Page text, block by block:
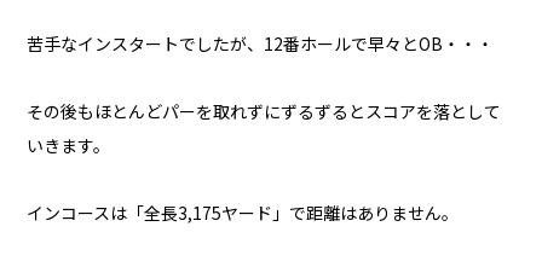
苦手なインスタートでしたが、12番ホールで早々とOB・・・
その後もほとんどパーを取れずにずるずるとスコアを落として
いきます。
インコースは「全長3,175ヤード」で距離はありません。